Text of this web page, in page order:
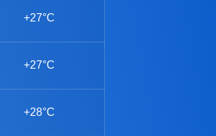
+27°C
+27°C
+28°C